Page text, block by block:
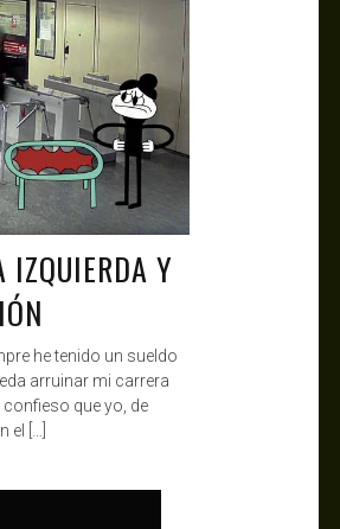
NOV 6, 2019
IZQUIERDA Y
he tenido un sueldo
arruinar mi carrera
que yo, de
el […]